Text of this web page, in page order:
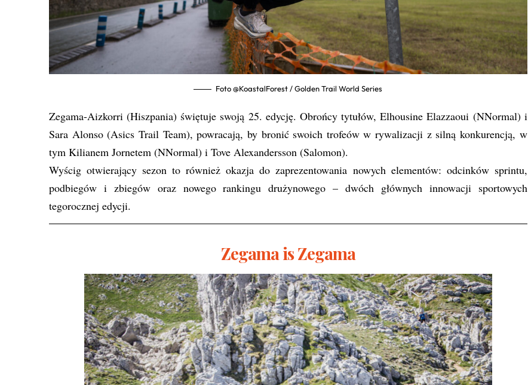
Foto @KoastalForest / Golden Trail World Series
Zegama-Aizkorri (Hiszpania) świętuje swoją 25. edycję. Obrońcy tytułów, Elhousine Elazzaoui (NNormal) i
Sara Alonso (Asics Trail Team), powracają, by bronić swoich trofeów w rywalizacji z silną konkurencją, w
tym Kilianem Jornetem (NNormal) i Tove Alexandersson (Salomon).
Wyścig otwierający sezon to również okazja do zaprezentowania nowych elementów: odcinków sprintu,
podbiegów i zbiegów oraz nowego rankingu drużynowego – dwóch głównych innowacji sportowych
tegorocznej edycji.
Zegama is Zegama